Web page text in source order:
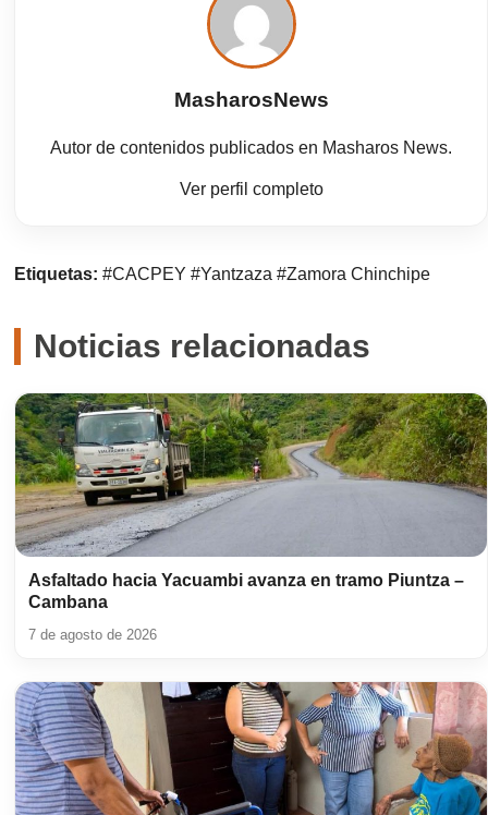
MasharosNews
Autor de contenidos publicados en Masharos News.
Ver perfil completo
Etiquetas: #CACPEY#Yantzaza#Zamora Chinchipe
Noticias relacionadas
Asfaltado hacia Yacuambi avanza en tramo Piuntza –
Cambana
7 de agosto de 2026